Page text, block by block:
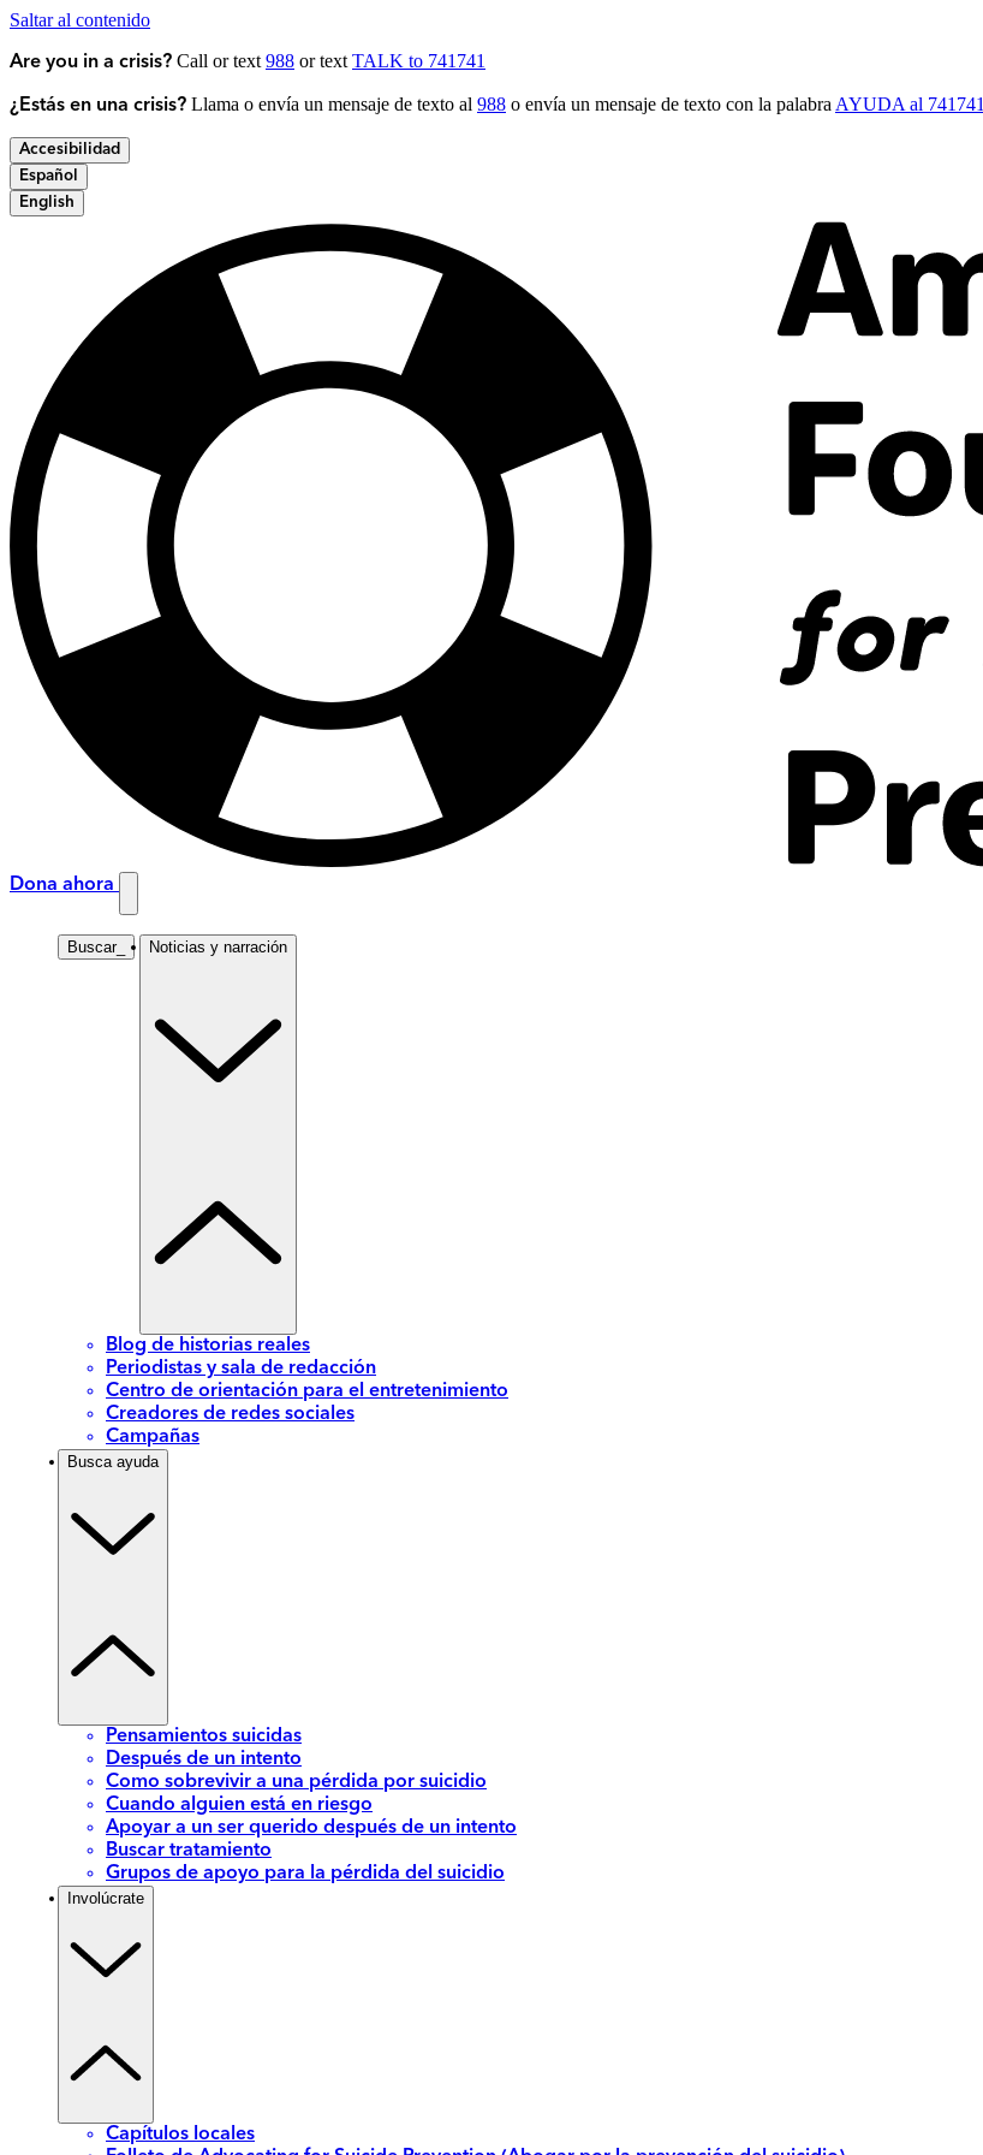
Saltar al contenido
Are you in a crisis? Call or text 988 or text TALK to 741741
¿Estás en una crisis? Llama o envía un mensaje de texto al 988 o envía un mensaje de texto con la palabra AYUDA al 741741
Accesibilidad
Español
English
Dona ahora
Buscar_ Noticias y narración
Blog de historias reales
Periodistas y sala de redacción
Centro de orientación para el entretenimiento
Creadores de redes sociales
Campañas
Busca ayuda
Pensamientos suicidas
Después de un intento
Como sobrevivir a una pérdida por suicidio
Cuando alguien está en riesgo
Apoyar a un ser querido después de un intento
Buscar tratamiento
Grupos de apoyo para la pérdida del suicidio
Involúcrate
Capítulos locales